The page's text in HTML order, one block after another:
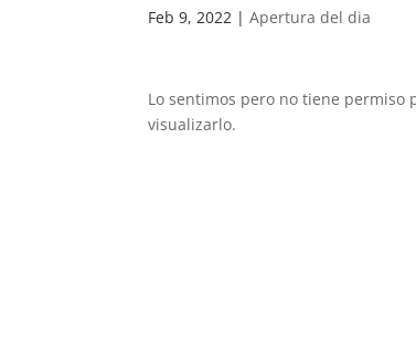
Feb 9, 2022 |Apertura del dia
Lo sentimos pero no tiene
visualizarlo.